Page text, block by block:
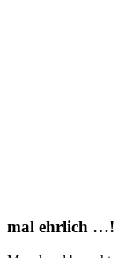
mal ehrlich …!